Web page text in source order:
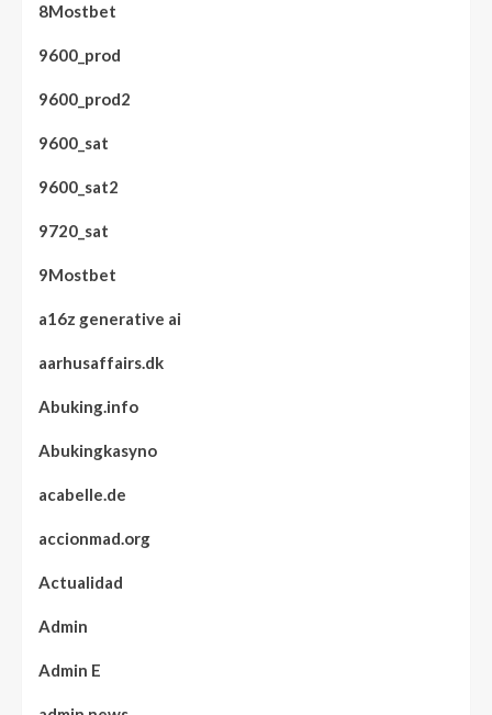
8Mostbet
9600_prod
9600_prod2
9600_sat
9600_sat2
9720_sat
9Mostbet
a16z generative ai
aarhusaffairs.dk
Abuking.info
Abukingkasyno
acabelle.de
accionmad.org
Actualidad
Admin
Admin E